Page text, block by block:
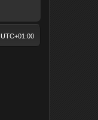
UTC+01:00